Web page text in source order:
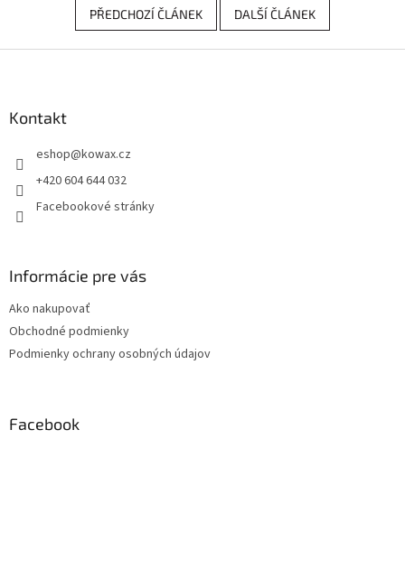
PŘEDCHOZÍ ČLÁNEK DALŠÍ ČLÁNEK
Kontakt
eshop@kowax.cz
+420 604 644 032
Facebookové stránky
Informácie pre vás
Ako nakupovať
Obchodné podmienky
Podmienky ochrany osobných údajov
Facebook